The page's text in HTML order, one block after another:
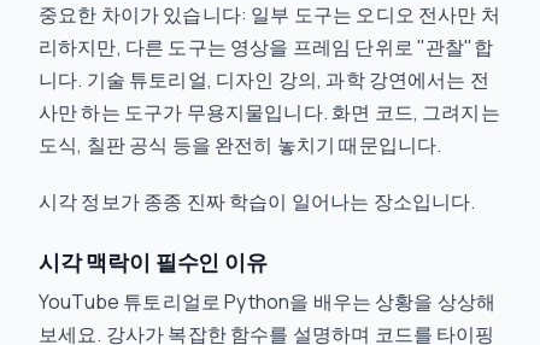
중요한 차이가 있습니다: 일부 도구는 오디오 전사만 처
리하지만, 다른 도구는 영상을 프레임 단위로 "관찰"합
니다. 기술 튜토리얼, 디자인 강의, 과학 강연에서는 전
사만 하는 도구가 무용지물입니다. 화면 코드, 그려지는
도식, 칠판 공식 등을 완전히 놓치기 때문입니다.
시각 정보가 종종 진짜 학습이 일어나는 장소입니다.
시각 맥락이 필수인 이유
YouTube 튜토리얼로 Python을 배우는 상황을 상상해
보세요. 강사가 복잡한 함수를 설명하며 코드를 타이핑